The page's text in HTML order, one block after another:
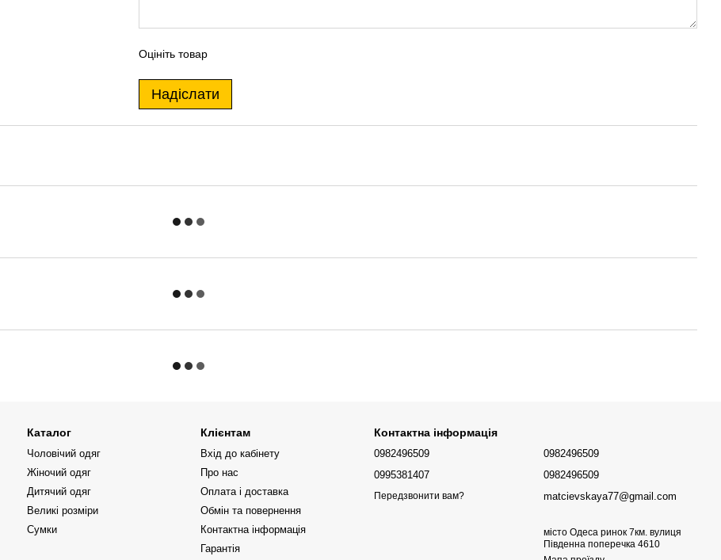
Оцініть товар
Надіслати
Каталог
Чоловічий одяг
Жіночий одяг
Дитячий одяг
Великі розміри
Сумки
Клієнтам
Вхід до кабінету
Про нас
Оплата і доставка
Обмін та повернення
Контактна інформація
Гарантія
Контактна інформація
0982496509
0995381407
Передзвонити вам?
0982496509
0982496509
matcievskaya77@gmail.com
місто Одеса ринок 7км. вулиця
Південна поперечка 4610